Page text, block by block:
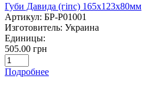
Губи Давида (гіпс) 165х123х80мм
Артикул: БР-P01001
Изготовитель: Украина
Единицы:
505.00 грн
Подробнее